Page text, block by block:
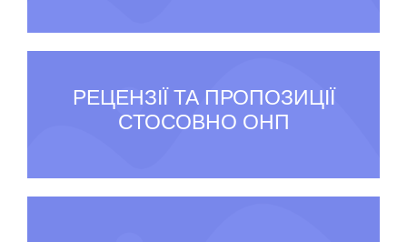
РЕЦЕНЗІЇ ТА ПРОПОЗИЦІЇ
СТОСОВНО ОНП